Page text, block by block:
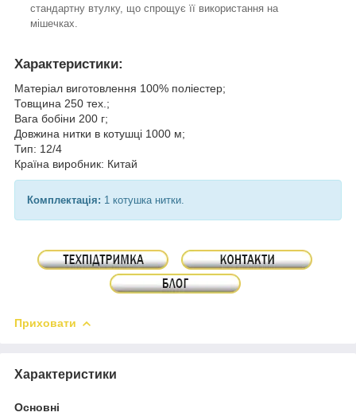
стандартну втулку, що спрощує її використання на
мішечках.
Характеристики:
Матеріал виготовлення 100% поліестер;
Товщина 250 тех.;
Вага бобіни 200 г;
Довжина нитки в котушці 1000 м;
Тип: 12/4
Країна виробник: Китай
Комплектація: 1 котушка нитки.
Приховати
Характеристики
Основні